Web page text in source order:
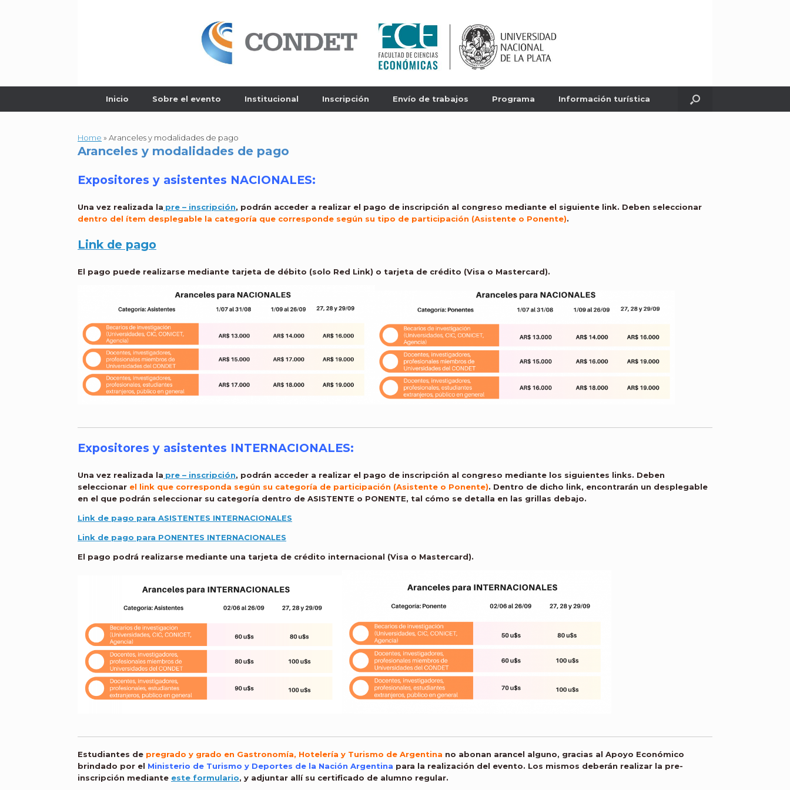
Inicio Sobre el evento Institucional Inscripción Envío de trabajos Programa Información turística
Home » Aranceles y modalidades de pago
Aranceles y modalidades de pago
Expositores y asistentes NACIONALES:
Una vez realizada la pre – inscripción, podrán acceder a realizar el pago de inscripción al congreso mediante el siguiente link. Deben seleccionar
dentro del ítem desplegable la categoría que corresponde según su tipo de participación (Asistente o Ponente).
Link de pago
El pago puede realizarse mediante tarjeta de débito (solo Red Link) o tarjeta de crédito (Visa o Mastercard).
Expositores y asistentes INTERNACIONALES:
Una vez realizada la pre – inscripción, podrán acceder a realizar el pago de inscripción al congreso mediante los siguientes links. Deben
seleccionar el link que corresponda según su categoría de participación (Asistente o Ponente). Dentro de dicho link, encontrarán un desplegable
en el que podrán seleccionar su categoría dentro de ASISTENTE o PONENTE, tal cómo se detalla en las grillas debajo.
Link de pago para ASISTENTES INTERNACIONALES
Link de pago para PONENTES INTERNACIONALES
El pago podrá realizarse mediante una tarjeta de crédito internacional (Visa o Mastercard).
Estudiantes de pregrado y grado en Gastronomía, Hotelería y Turismo de Argentina no abonan arancel alguno, gracias al Apoyo Económico
brindado por el Ministerio de Turismo y Deportes de la Nación Argentina para la realización del evento. Los mismos deberán realizar la pre-
inscripción mediante este formulario, y adjuntar allí su certificado de alumno regular.